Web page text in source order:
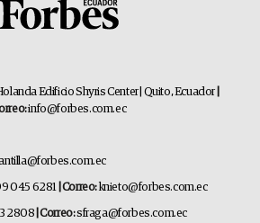
Edificio Shyris Center | Quito, Ecuador
info@forbes.com.ec
045 6281 | Correo: knieto@forbes.com.ec
2808 | Correo:sfraga@forbes.com.ec